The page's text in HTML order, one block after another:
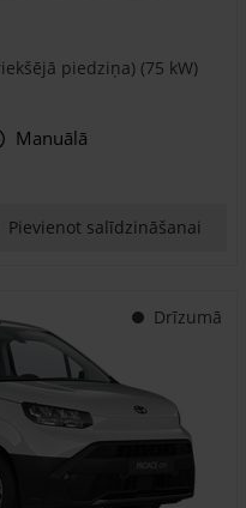
piedziņa) (75 kW)
Manuālā
Pievienot salīdzināšanai
Drīzumā